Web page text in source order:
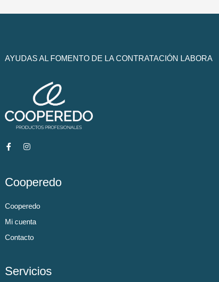
AYUDAS AL FOMENTO DE LA CONTRATACIÓN LABORA
Cooperedo
Cooperedo
Mi cuenta
Contacto
Servicios